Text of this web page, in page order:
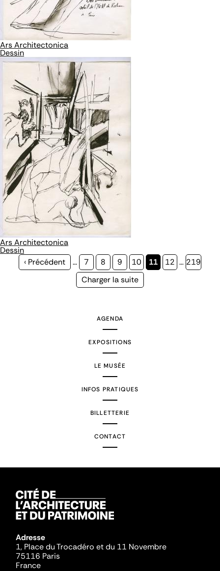
Ars Architectonica
Dessin
Ars Architectonica
Dessin
Page
‹ Précédent … Page
7 Page
8 Page
9 Page
10
Page
11 Page
12 … Page
219
Page
Charger la suite
AGENDA
EXPOSITIONS
LE MUSÉE
INFOS PRATIQUES
BILLETTERIE
CONTACT
Adresse
1, Place du Trocadéro et du 11 Novembre
75116 Paris
France